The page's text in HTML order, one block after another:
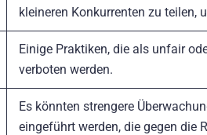
kleineren Konkurrenten zu teilen,
Einige Praktiken, die als unfair
verboten werden.
Es könnten strengere
eingeführt werden, die gegen die